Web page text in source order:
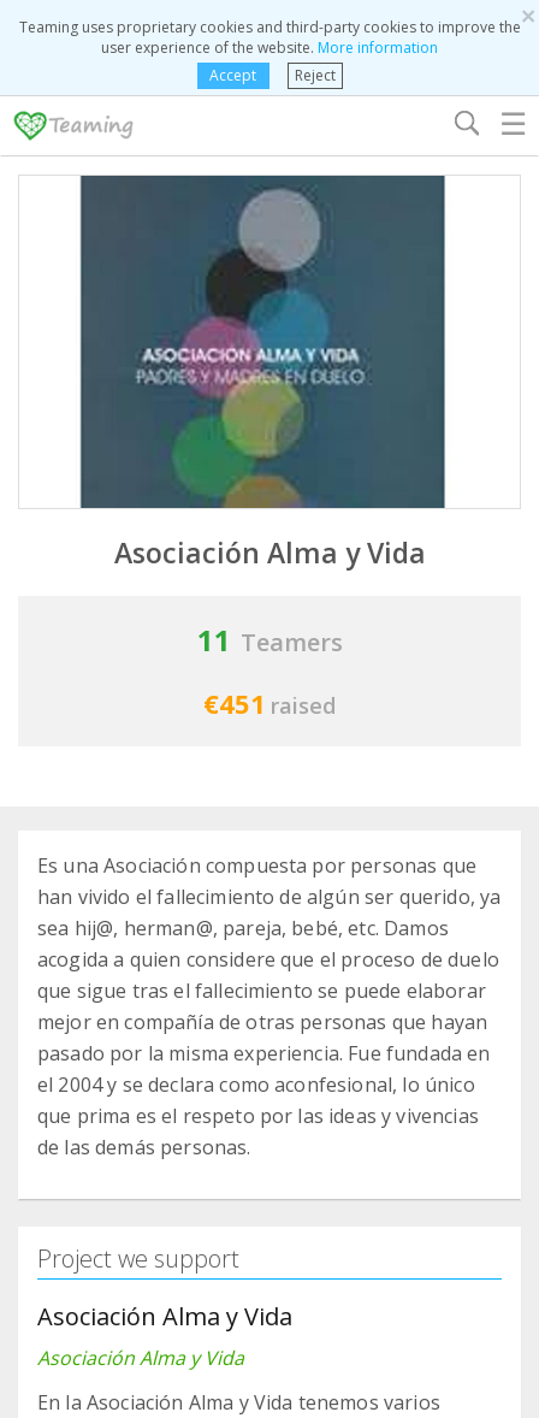
×
Teaming uses proprietary cookies and third-party cookies to improve the
user experience of the website. More information
Accept
Reject
☰
Asociación Alma y Vida
11 Teamers
€451 raised
Es una Asociación compuesta por personas que
han vivido el fallecimiento de algún ser querido, ya
sea hij@, herman@, pareja, bebé, etc. Damos
acogida a quien considere que el proceso de duelo
que sigue tras el fallecimiento se puede elaborar
mejor en compañía de otras personas que hayan
pasado por la misma experiencia. Fue fundada en
el 2004 y se declara como aconfesional, lo único
que prima es el respeto por las ideas y vivencias
de las demás personas.
Project we support
Asociación Alma y Vida
Asociación Alma y Vida
En la Asociación Alma y Vida tenemos varios